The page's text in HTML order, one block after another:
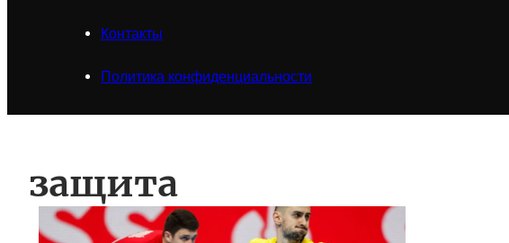
Контакты
Политика конфиденциальности
защита